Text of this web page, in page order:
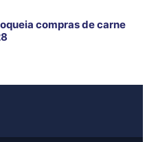
compras de carne